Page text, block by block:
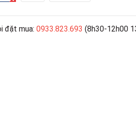
đặt mua: 0933.823.693 (8h30-12h00